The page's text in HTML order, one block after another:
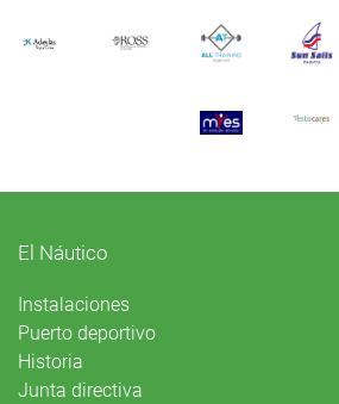
El Náutico
Instalaciones
Puerto deportivo
Historia
Junta directiva